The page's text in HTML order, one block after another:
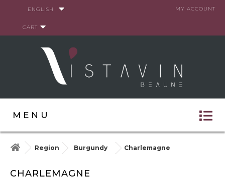
MY ACCOUNT
ENGLISH
CART
MENU
Region Burgundy Charlemagne
CHARLEMAGNE